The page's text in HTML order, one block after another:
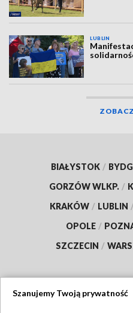
LUBLIN
BIAŁYSTOK /
GORZÓW WLKP. /
KRAKÓW / LUBLIN
OPOLE /
SZCZECIN /
Szanujemy Twoją prywatność